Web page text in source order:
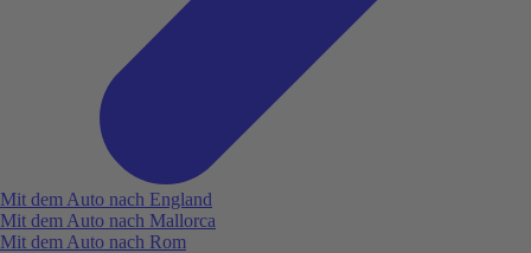
Mit dem Auto nach England
Mit dem Auto nach Mallorca
Mit dem Auto nach Rom